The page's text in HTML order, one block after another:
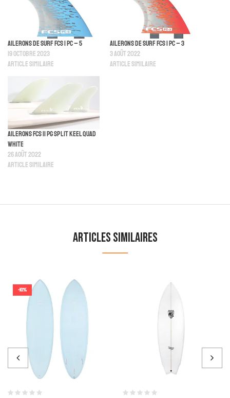
Ailerons de Surf FCS I PC – 5
19 octobre 2023
Article similaire
Ailerons de Surf FCS I PC – 3
3 août 2022
Article similaire
Ailerons FCS II PG Split Keel Quad
White
26 août 2022
Article similaire
Articles similaires
-10%